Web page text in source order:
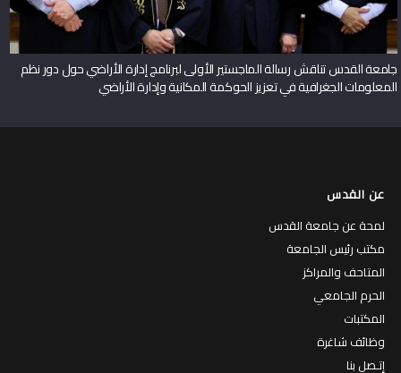
جامعة القدس تناقش رسالة الماجستير الأولى لبرنامج إدارة الأراضي حول دور نظم
المعلومات الجغرافية في تعزيز الحوكمة المكانية وإدارة الأراضي
عن القدس
لمحة عن جامعة القدس
مكتب رئيس الجامعة
المتاحف والمراكز
الحرم الجامعي
المكتبات
وظائف شاغرة
إتـصل بنا